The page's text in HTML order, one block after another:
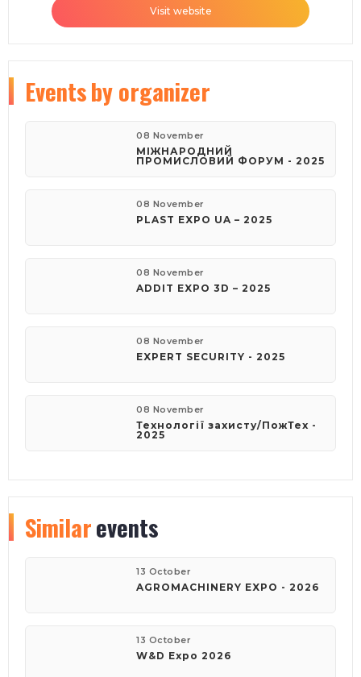
Visit website
Eventsby organizer
08 November
МІЖНАРОДНИЙ
ПРОМИСЛОВИЙ ФОРУМ - 2025
08 November
PLAST EXPO UA – 2025
08 November
ADDIT EXPO 3D – 2025
08 November
EXPERT SECURITY - 2025
08 November
Технології захисту/ПожТех -
2025
Similarevents
13 October
AGROMACHINERY EXPO - 2026
13 October
W&D Expo 2026